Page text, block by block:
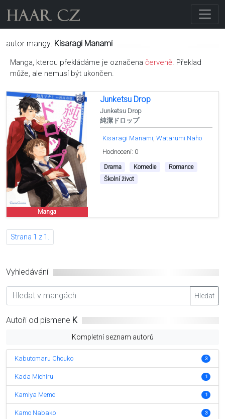
autor mangy: Kisaragi Manami
Manga, kterou překládáme je označena červeně. Překlad
může, ale nemusí být ukončen.
Manga
Junketsu Drop
Junketsu Drop
純潔ドロップ
Kisaragi Manami Watarumi Naho
Hodnocení: 0
Drama Komedie
Romance
Školní život
Strana 1 z 1.
Vyhledávání
Hledat
Autoři od písmene K
Kompletní seznam autorů
Kabutomaru Chouko 3
Kada Michiru 1
Kamiya Memo 1
Kamo Nabako 3